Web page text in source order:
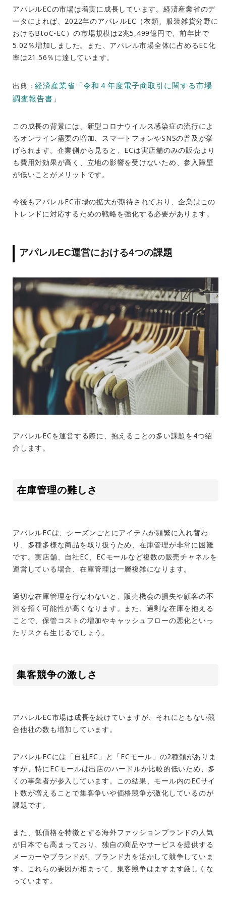
アパレルECの市場は着実に成長しています。経済産業省のデ
ータによれば、 2022年のアパレルEC （衣類、服装雑貨分野に
おけるBtoC-EC ）の市場規模は2兆5,499億円で、前年比で
5.02 ％増加しました。また、アパレル市場全体に占めるEC化
率は21.56％に達しています。
出典：経済産業省「令和４年度電子商取引に関する市場
調査報告書 」
この成長の背景には、新型コロナウイルス感染症の流行によ
るオンライン需要の増加、スマートフォンやSNSの普及が挙
げられます。企業側から見ると、 ECは実店舗のみの販売より
も費用対効果が高く、立地の影響を受けないため、参入障壁
が低いことがメリットです。
今後もアパレルEC市場の拡大が期待されており、企業はこの
トレンドに対応するための戦略を強化する必要があります。
アパレルEC運営における4つの課題
アパレルECを運営する際に、抱えることの多い課題を4つ紹
介します。
在庫管理の難しさ
アパレルECは、シーズンごとにアイテムが頻繁に入れ替わ
り、多種多様な商品を取り扱うため、在庫管理が非常に困難
です。実店舗、自社EC、 ECモールなど複数の販売チャネルを
運営している場合、在庫管理は一層複雑になります。
適切な在庫管理を行なわないと、販売機会の損失や顧客の不
満を招く可能性が高くなります。また、過剰な在庫を抱える
ことで、保管コストの増加やキャッシュフローの悪化といっ
たリスクも生じるでしょう。
集客競争の激しさ
アパレルEC市場は成長を続けていますが、それにともない競
合他社の数も増加しています。
アパレルECには「自社EC 」と「ECモール」の2種類がありま
すが、特にECモールは出店のハードルが比較的低いため、多
くの事業者が参入しています。この結果、モール内のECサイ
ト数が増えることで集客争いや価格競争が激化しているのが
課題です。
また、低価格を特徴とする海外ファッションブランドの人気
が日本でも高まっており、独自の商品やサービスを提供する
メーカーやブランドが、ブランド力を活かして競争していま
す。これらの要因が相まって、集客競争はますます厳しくな
っています。